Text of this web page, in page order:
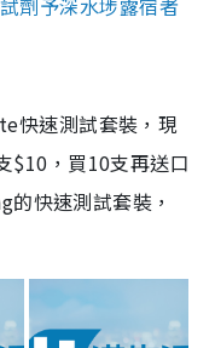
劑予深水埗露宿者
快速測試套裝，現
$10，買10支再送口
快速測試套裝，